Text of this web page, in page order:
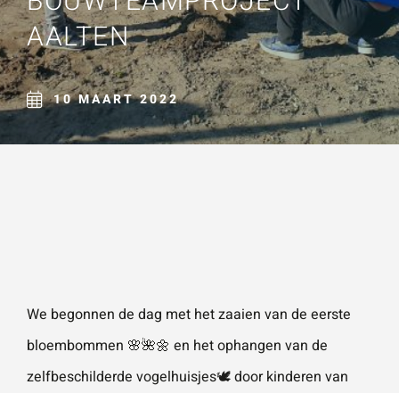
Naam*
E-mailadres*
ZOEKEN
Gebruik het
contactform
ulier voor je
vragen en
opmerkingen
met één van
onze
AALTEN
10 MAART 2022
We begonnen de dag met het zaaien van de eerste
bloembommen 🌸🌺🌼 en het ophangen van de
zelfbeschilderde vogelhuisjes🕊️ door kinderen van